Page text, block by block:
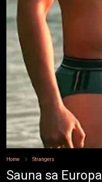
Home Strangers
Sauna sa Europa